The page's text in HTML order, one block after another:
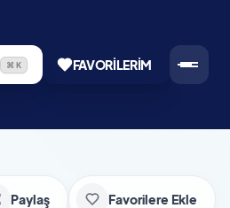
⌘ K FAVORILERIM
Paylaş Favorilere Ekle